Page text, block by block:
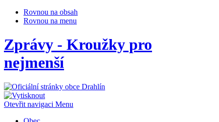
Rovnou na obsah
Rovnou na menu
Zprávy - Kroužky pro
nejmenší
Otevřit navigaci Menu